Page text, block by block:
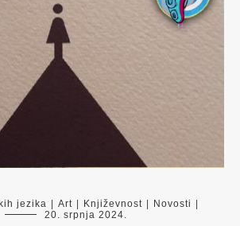
jezika | Art | Književnost | Novosti |
20. srpnja 2024.